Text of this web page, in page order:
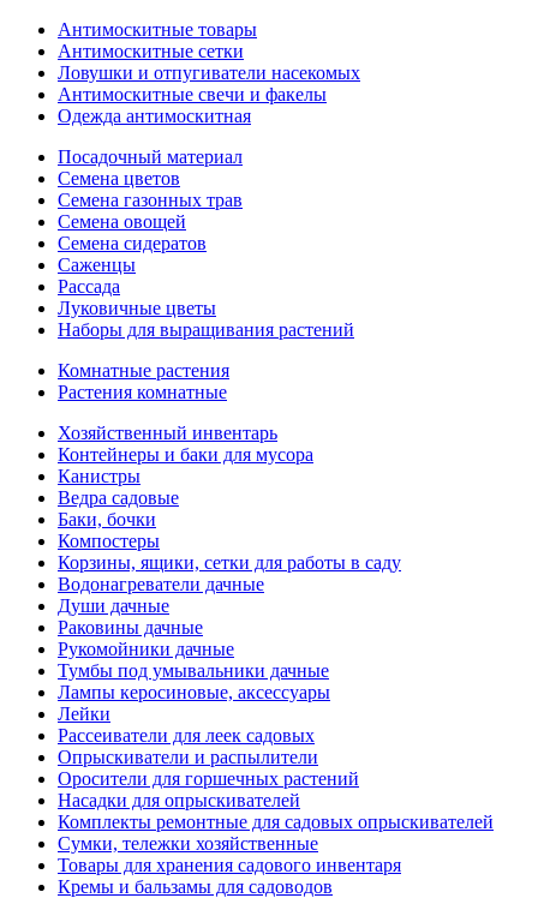
Антимоскитные товары
Антимоскитные сетки
Ловушки и отпугиватели насекомых
Антимоскитные свечи и факелы
Одежда антимоскитная
Посадочный материал
Семена цветов
Семена газонных трав
Семена овощей
Семена сидератов
Саженцы
Рассада
Луковичные цветы
Наборы для выращивания растений
Комнатные растения
Растения комнатные
Хозяйственный инвентарь
Контейнеры и баки для мусора
Канистры
Ведра садовые
Баки, бочки
Компостеры
Корзины, ящики, сетки для работы в саду
Водонагреватели дачные
Души дачные
Раковины дачные
Рукомойники дачные
Тумбы под умывальники дачные
Лампы керосиновые, аксессуары
Лейки
Рассеиватели для леек садовых
Опрыскиватели и распылители
Оросители для горшечных растений
Насадки для опрыскивателей
Комплекты ремонтные для садовых опрыскивателей
Сумки, тележки хозяйственные
Товары для хранения садового инвентаря
Кремы и бальзамы для садоводов